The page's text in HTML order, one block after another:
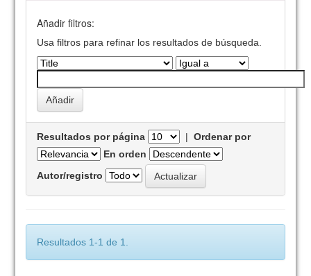
Añadir filtros:
Usa filtros para refinar los resultados de búsqueda.
Resultados por página |Ordenar por
En orden
Autor/registro
Resultados 1-1 de 1.